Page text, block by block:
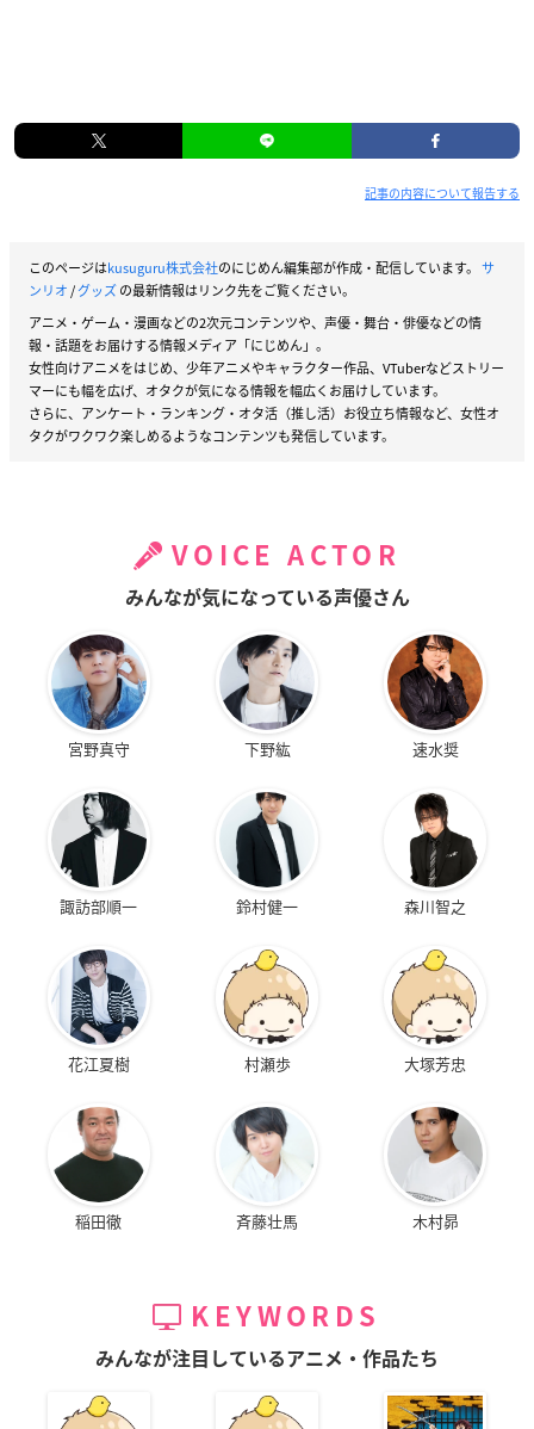
記事の内容について報告する
このページはkusuguru株式会社のにじめん編集部が作成・配信しています。 サ
ンリオ/グッズの最新情報はリンク先をご覧ください。
アニメ・ゲーム・漫画などの2次元コンテンツや、声優・舞台・俳優などの情
報・話題をお届けする情報メディア「にじめん」。
女性向けアニメをはじめ、少年アニメやキャラクター作品、VTuberなどストリー
マーにも幅を広げ、オタクが気になる情報を幅広くお届けしています。
さらに、アンケート・ランキング・オタ活（推し活）お役立ち情報など、女性オ
タクがワクワク楽しめるようなコンテンツも発信しています。
VOICE ACTOR
みんなが気になっている声優さん
宮野真守 下野紘 速水奨
諏訪部順一 鈴村健一 森川智之
花江夏樹 村瀬歩 大塚芳忠
稲田徹 斉藤壮馬 木村昴
KEYWORDS
みんなが注目しているアニメ・作品たち